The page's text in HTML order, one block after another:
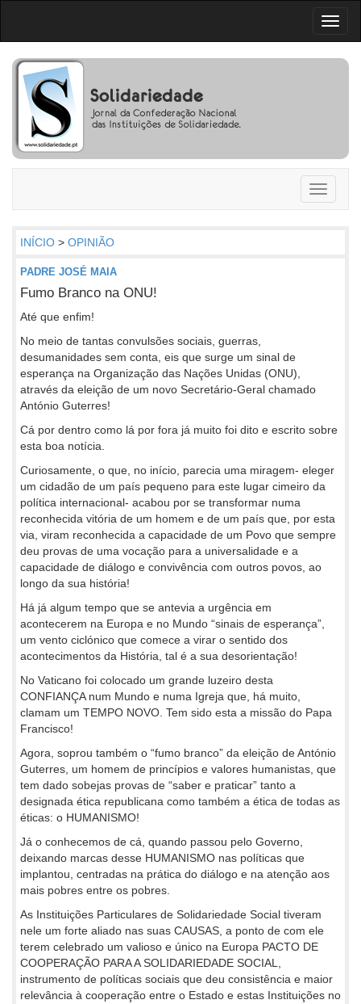
Toggle
INÍCIO > OPINIÃO
PADRE JOSÉ MAIA
Fumo Branco na ONU!
Até que enfim!
No meio de tantas convulsões sociais, guerras,
desumanidades sem conta, eis que surge um sinal de
esperança na Organização das Nações Unidas (ONU),
através da eleição de um novo Secretário-Geral chamado
António Guterres!
Cá por dentro como lá por fora já muito foi dito e escrito sobre
esta boa notícia.
Curiosamente, o que, no início, parecia uma miragem- eleger
um cidadão de um país pequeno para este lugar cimeiro da
política internacional- acabou por se transformar numa
reconhecida vitória de um homem e de um país que, por esta
via, viram reconhecida a capacidade de um Povo que sempre
deu provas de uma vocação para a universalidade e a
capacidade de diálogo e convivência com outros povos, ao
longo da sua história!
Há já algum tempo que se antevia a urgência em
acontecerem na Europa e no Mundo “sinais de esperança”,
um vento ciclónico que comece a virar o sentido dos
acontecimentos da História, tal é a sua desorientação!
No Vaticano foi colocado um grande luzeiro desta
CONFIANÇA num Mundo e numa Igreja que, há muito,
clamam um TEMPO NOVO. Tem sido esta a missão do Papa
Francisco!
Agora, soprou também o “fumo branco” da eleição de António
Guterres, um homem de princípios e valores humanistas, que
tem dado sobejas provas de “saber e praticar” tanto a
designada ética republicana como também a ética de todas as
éticas: o HUMANISMO!
Já o conhecemos de cá, quando passou pelo Governo,
deixando marcas desse HUMANISMO nas políticas que
implantou, centradas na prática do diálogo e na atenção aos
mais pobres entre os pobres.
As Instituições Particulares de Solidariedade Social tiveram
nele um forte aliado nas suas CAUSAS, a ponto de com ele
terem celebrado um valioso e único na Europa PACTO DE
COOPERAÇÃO PARA A SOLIDARIEDADE SOCIAL,
instrumento de políticas sociais que deu consistência e maior
relevância à cooperação entre o Estado e estas Instituições no